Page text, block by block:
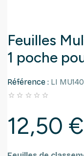
Feuilles
1 poche
Référence : LI
    
12,50 €